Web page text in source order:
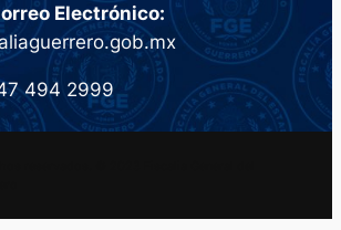
Electrónico:
494 2999